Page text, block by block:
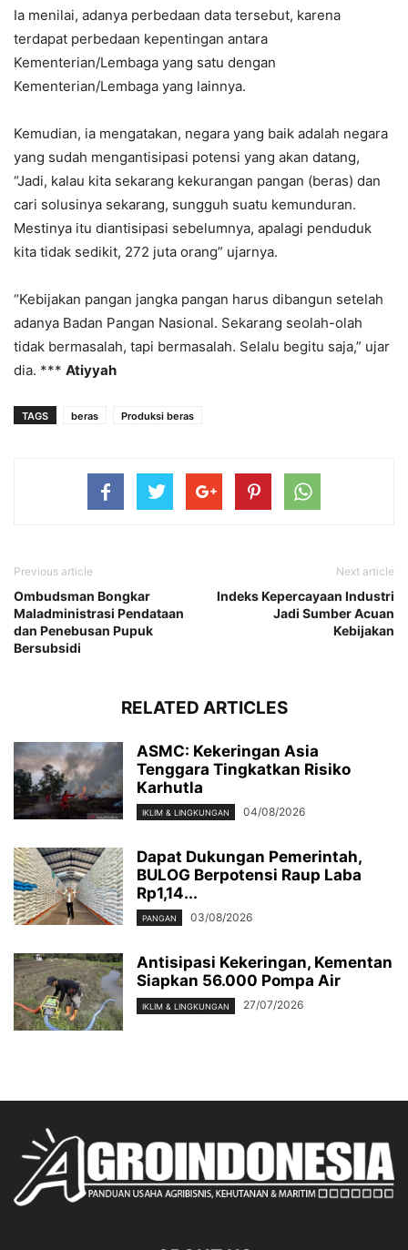
Ia menilai, adanya perbedaan data tersebut, karena
terdapat perbedaan kepentingan antara
Kementerian/Lembaga yang satu dengan
Kementerian/Lembaga yang lainnya.
Kemudian, ia mengatakan, negara yang baik adalah negara
yang sudah mengantisipasi potensi yang akan datang,
“Jadi, kalau kita sekarang kekurangan pangan (beras) dan
cari solusinya sekarang, sungguh suatu kemunduran.
Mestinya itu diantisipasi sebelumnya, apalagi penduduk
kita tidak sedikit, 272 juta orang” ujarnya.
“Kebijakan pangan jangka pangan harus dibangun setelah
adanya Badan Pangan Nasional. Sekarang seolah-olah
tidak bermasalah, tapi bermasalah. Selalu begitu saja,” ujar
dia. *** Atiyyah
TAGS beras Produksi beras
Previous article
Ombudsman Bongkar
Maladministrasi Pendataan
dan Penebusan Pupuk
Bersubsidi
Next article
Indeks Kepercayaan Industri
Jadi Sumber Acuan
Kebijakan
RELATED ARTICLES
ASMC: Kekeringan Asia
Tenggara Tingkatkan Risiko
Karhutla
IKLIM & LINGKUNGAN 04/08/2026
Dapat Dukungan Pemerintah,
BULOG Berpotensi Raup Laba
Rp1,14...
PANGAN 03/08/2026
Antisipasi Kekeringan, Kementan
Siapkan 56.000 Pompa Air
IKLIM & LINGKUNGAN 27/07/2026